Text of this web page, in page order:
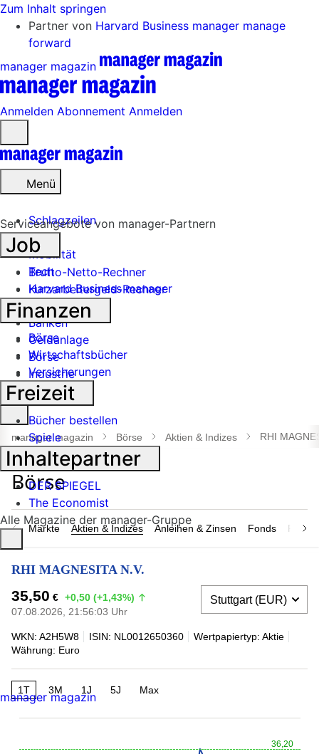
Zum Inhalt springen
Partner von Harvard Business manager manage
forward
manager magazin
Anmelden Abonnement Anmelden
öffnen
Menü
Schlagzeilen
Mobilität
Tech
Harvard Business manager
Handel
Banken
Geldanlage
Börse
Industrie
Suche
öffnen
manager magazin Börse Aktien & Indizes RHI
Märkte Aktien & Indizes Anleihen & Zinsen Fonds
RHI MAGNESITA N.V.
35,50 € +0,50 (+1,43%)
07.08.2026, 21:56:03 Uhr
WKN: A2H5W8 ISIN: NL0012650360
Wertpapiertyp: Aktie
Währung: Euro
1T 3M 1J 5J Max
36,20
Serviceangebote von manager-Partnern
Job
Brutto-Netto-Rechner
Kurzarbeitergeld-Rechner
Finanzen
Börse
Wirtschaftsbücher
Versicherungen
Freizeit
Bücher bestellen
Spiele
Inhaltepartner
DER SPIEGEL
The Economist
Alle Magazine der manager-Gruppe
manager magazin